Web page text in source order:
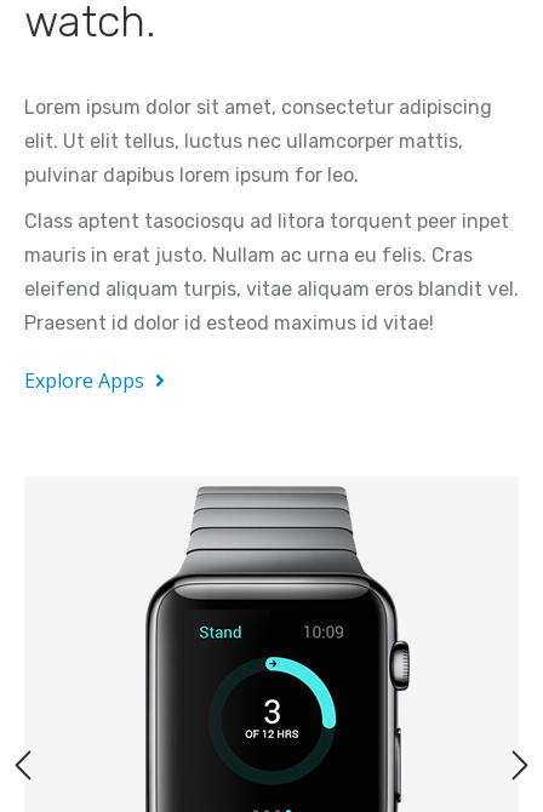
watch.
Lorem ipsum dolor sit amet, consectetur adipiscing
elit. Ut elit tellus, luctus nec ullamcorper mattis,
pulvinar dapibus lorem ipsum for leo.
Class aptent tasociosqu ad litora torquent peer inpet
mauris in erat justo. Nullam ac urna eu felis. Cras
eleifend aliquam turpis, vitae aliquam eros blandit vel.
Praesent id dolor id esteod maximus id vitae!
Explore Apps